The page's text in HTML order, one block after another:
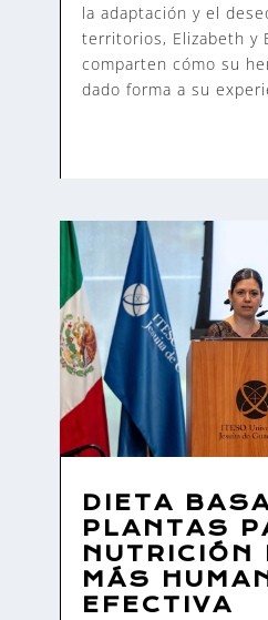
la adaptación y el
territorios, Elizabeth y
comparten cómo su
dado forma a su
DIETA
PLANTAS
NUTRICIÓN
MÁS
EFECTIVA